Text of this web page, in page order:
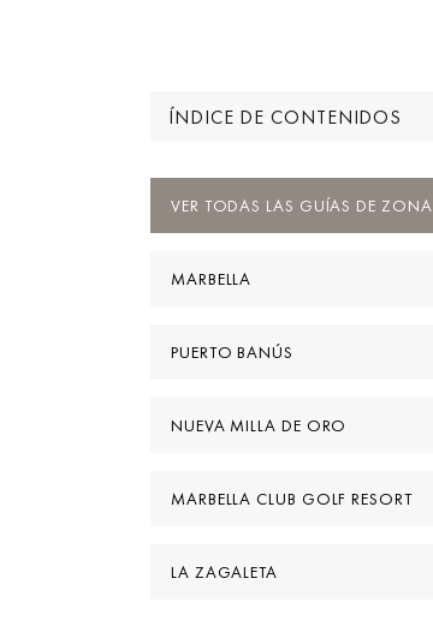
ÍNDICE DE CONTENIDOS
VER TODAS LAS GUÍAS DE ZONA
MARBELLA
PUERTO BANÚS
NUEVA MILLA DE ORO
MARBELLA CLUB GOLF RESORT
LA ZAGALETA